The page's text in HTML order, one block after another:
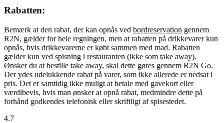
Rabatten:
Bemærk at den rabat, der kan opnås ved bordreservation gennem
R2N, gælder for hele regningen, men at rabatten på drikkevarer kun
opnås, hvis drikkevarerne er købt sammen med mad. Rabatten
gælder kun ved spisning i restauranten (ikke som take away).
Ønsker du at bestille take away, skal dette gøres gennem R2N Go.
Der ydes udelukkende rabat på varer, som ikke allerede er nedsat i
pris. Det er samtidig ikke muligt at betale med gavekort eller
værdibevis, hvis man ønsker at opnå rabat, medmindre dette på
forhånd godkendes telefonisk eller skriftligt af spisestedet.
4.7